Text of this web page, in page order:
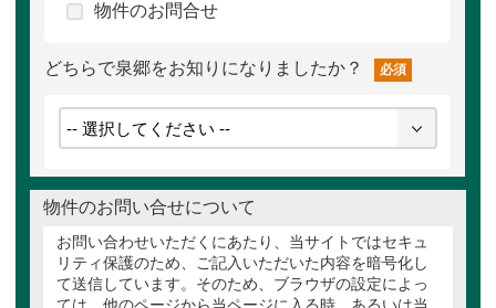
物件のお問合せ
どちらで泉郷をお知りになりましたか？ 必須
物件のお問い合せについて
お問い合わせいただくにあたり、当サイトではセキュ
リティ保護のため、ご記入いただいた内容を暗号化し
て送信しています。そのため、ブラウザの設定によっ